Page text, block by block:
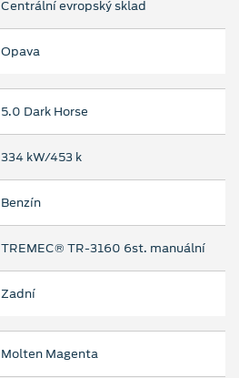
Centrální evropský sklad
Opava
5.0 Dark Horse
334 kW/453 k
Benzín
TREMEC® TR-3160 6st. manuální
Zadní
Molten Magenta